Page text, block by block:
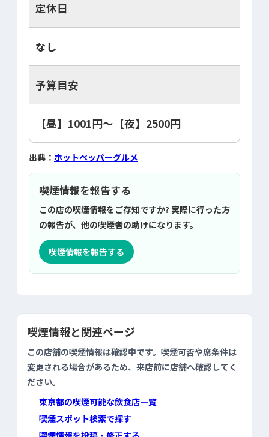
定休日
なし
予算目安
【昼】1001円～【夜】2500円
出典： ホットペッパーグルメ
喫煙情報を報告する
この店の喫煙情報をご存知ですか? 実際に行った方
の報告が、他の喫煙者の助けになります。
喫煙情報を報告する
喫煙情報と関連ページ
この店舗の喫煙情報は確認中です。喫煙可否や席条件は
変更される場合があるため、来店前に店舗へ確認してく
ださい。
東京都の喫煙可能な飲食店一覧
喫煙スポット検索で探す